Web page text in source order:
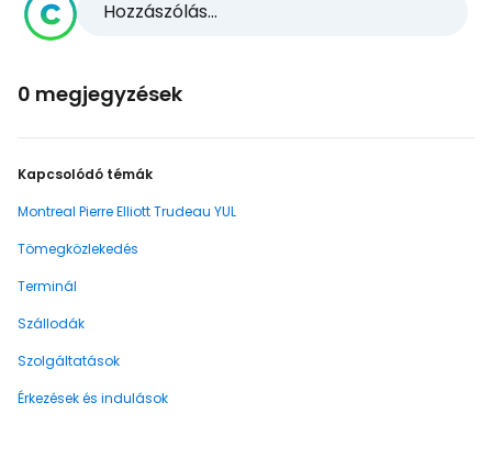
Hozzászólás...
0 megjegyzések
Kapcsolódó témák
Montreal Pierre Elliott Trudeau YUL
Tömegközlekedés
Terminál
Szállodák
Szolgáltatások
Érkezések és indulások